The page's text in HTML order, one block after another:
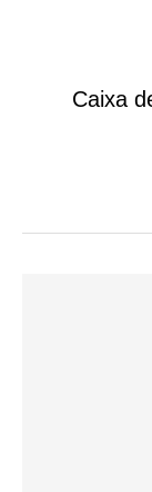
Caixa